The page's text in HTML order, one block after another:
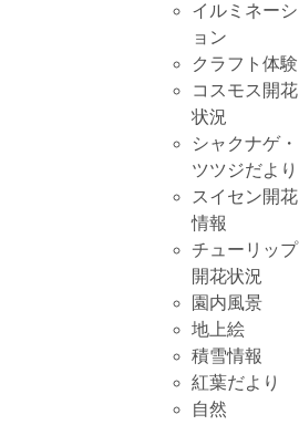
イルミネーシ
ョン
クラフト体験
コスモス開花
状況
シャクナゲ・
ツツジだより
スイセン開花
情報
チューリップ
開花状況
園内風景
地上絵
積雪情報
紅葉だより
自然